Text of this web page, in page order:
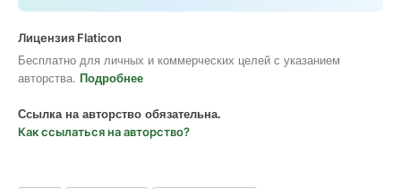
Лицензия Flaticon
Бесплатно для личных и коммерческих целей с указанием
авторства. Подробнее
Ссылка на авторство обязательна.
Как ссылаться на авторство?